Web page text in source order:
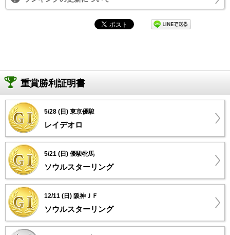
重賞勝利証明書
5/28 (日) 東京優駿
レイデオロ
5/21 (日) 優駿牝馬
ソウルスターリング
12/11 (日) 阪神ＪＦ
ソウルスターリング